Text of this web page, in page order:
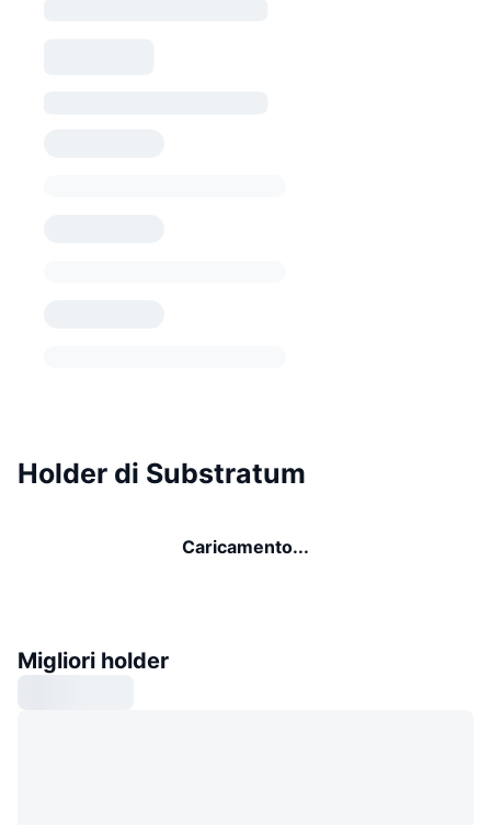
Holder di Substratum
Caricamento...
Migliori holder